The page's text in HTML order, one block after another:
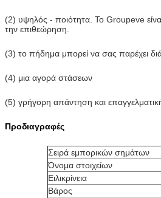
(2) υψηλός - ποιότητα. Το Groupeve
την επιθεώρηση.
(3) το πήδημα μπορεί να σας παρέχει
(4) μια αγορά στάσεων
(5) γρήγορη απάντηση και
Προδιαγραφές
Σειρά εμπορικών σημάτων
Όνομα στοιχείων
Ειλικρίνεια
Βάρος